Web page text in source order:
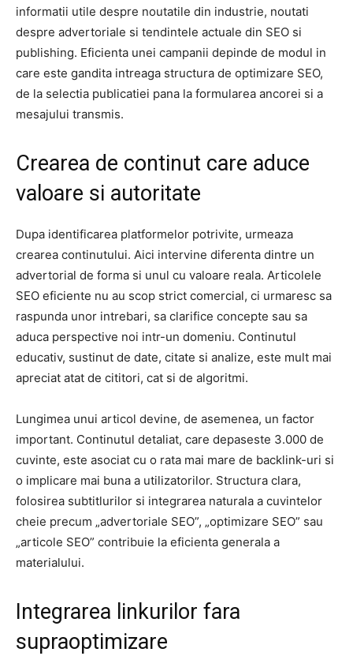
informatii utile despre noutatile din industrie, noutati
despre advertoriale si tendintele actuale din SEO si
publishing. Eficienta unei campanii depinde de modul in
care este gandita intreaga structura de optimizare SEO,
de la selectia publicatiei pana la formularea ancorei si a
mesajului transmis.
Crearea de continut care aduce
valoare si autoritate
Dupa identificarea platformelor potrivite, urmeaza
crearea continutului. Aici intervine diferenta dintre un
advertorial de forma si unul cu valoare reala. Articolele
SEO eficiente nu au scop strict comercial, ci urmaresc sa
raspunda unor intrebari, sa clarifice concepte sau sa
aduca perspective noi intr-un domeniu. Continutul
educativ, sustinut de date, citate si analize, este mult mai
apreciat atat de cititori, cat si de algoritmi.
Lungimea unui articol devine, de asemenea, un factor
important. Continutul detaliat, care depaseste 3.000 de
cuvinte, este asociat cu o rata mai mare de backlink-uri si
o implicare mai buna a utilizatorilor. Structura clara,
folosirea subtitlurilor si integrarea naturala a cuvintelor
cheie precum „advertoriale SEO”, „optimizare SEO” sau
„articole SEO” contribuie la eficienta generala a
materialului.
Integrarea linkurilor fara
supraoptimizare